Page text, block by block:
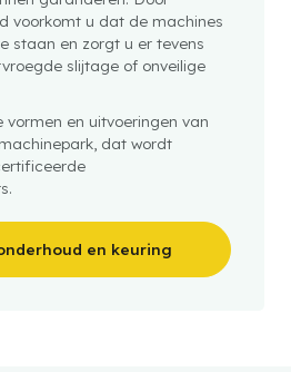
voorkomt u dat de machines
staan en zorgt u er tevens
slijtage of onveilige
vormen en uitvoeringen van
dat wordt
en keuring